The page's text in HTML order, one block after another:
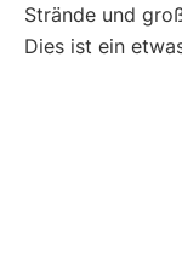
Strände und
Dies ist ein